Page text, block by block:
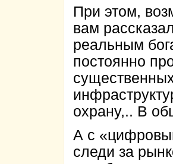
При этом,
вам
реальным
постоянно
охрану,.. В
А с
следи за